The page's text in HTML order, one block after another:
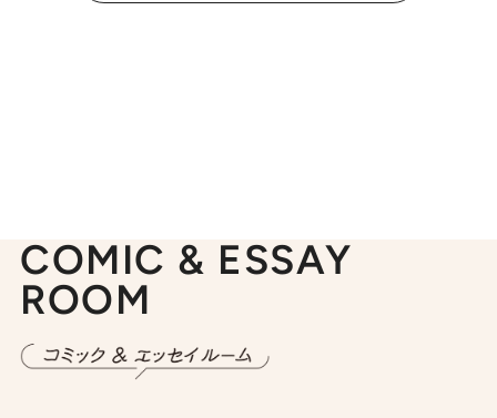
COMIC & ESSAY
ROOM